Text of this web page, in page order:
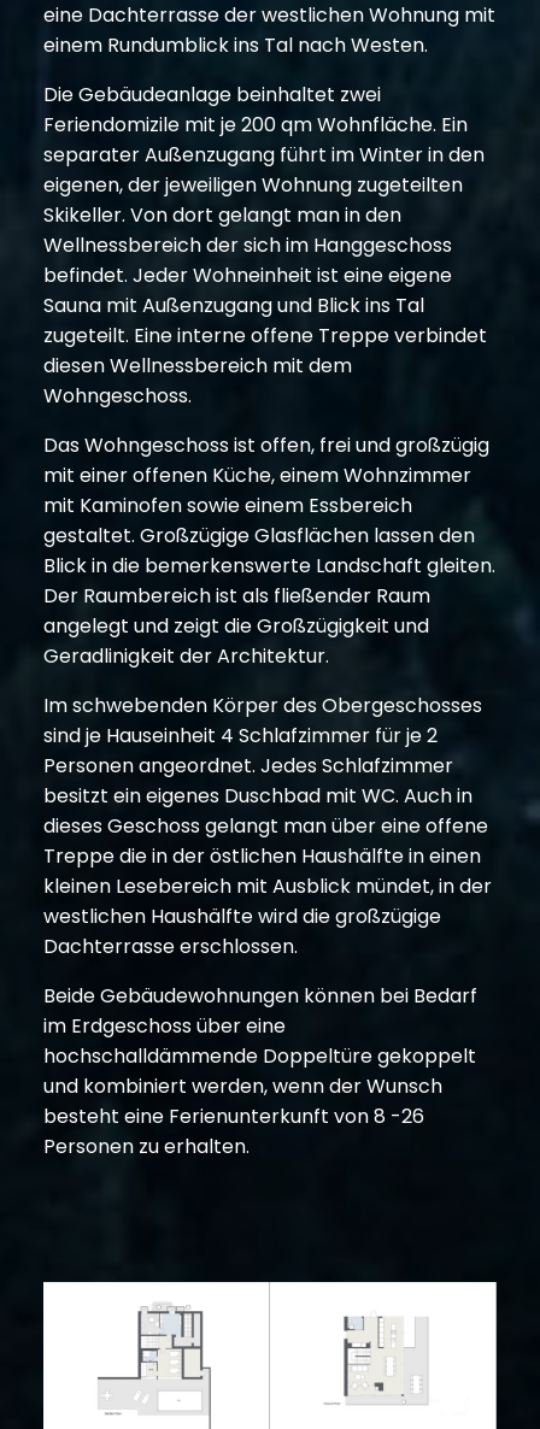
eine Dachterrasse der westlichen Wohnung mit
einem Rundumblick ins Tal nach Westen.
Die Gebäudeanlage beinhaltet zwei
Feriendomizile mit je 200 qm Wohnfläche. Ein
separater Außenzugang führt im Winter in den
eigenen, der jeweiligen Wohnung zugeteilten
Skikeller. Von dort gelangt man in den
Wellnessbereich der sich im Hanggeschoss
befindet. Jeder Wohneinheit ist eine eigene
Sauna mit Außenzugang und Blick ins Tal
zugeteilt. Eine interne offene Treppe verbindet
diesen Wellnessbereich mit dem
Wohngeschoss.
Das Wohngeschoss ist offen, frei und großzügig
mit einer offenen Küche, einem Wohnzimmer
mit Kaminofen sowie einem Essbereich
gestaltet. Großzügige Glasflächen lassen den
Blick in die bemerkenswerte Landschaft gleiten.
Der Raumbereich ist als fließender Raum
angelegt und zeigt die Großzügigkeit und
Geradlinigkeit der Architektur.
Im schwebenden Körper des Obergeschosses
sind je Hauseinheit 4 Schlafzimmer für je 2
Personen angeordnet. Jedes Schlafzimmer
besitzt ein eigenes Duschbad mit WC. Auch in
dieses Geschoss gelangt man über eine offene
Treppe die in der östlichen Haushälfte in einen
kleinen Lesebereich mit Ausblick mündet, in der
westlichen Haushälfte wird die großzügige
Dachterrasse erschlossen.
Beide Gebäudewohnungen können bei Bedarf
im Erdgeschoss über eine
hochschalldämmende Doppeltüre gekoppelt
und kombiniert werden, wenn der Wunsch
besteht eine Ferienunterkunft von 8 -26
Personen zu erhalten.